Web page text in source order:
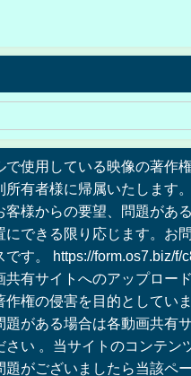
で使用している映像の著作
所有者様に帰属いたします
客様からの要望、問題があ
にできる限り応じます。お
です。 https://form.os7.biz/f/
共有サイトへのアップロー
作権の侵害を目的としてい
題がある場合は各動画共有
さい 。当サイトのコンテン
題がございましたら当該ペ